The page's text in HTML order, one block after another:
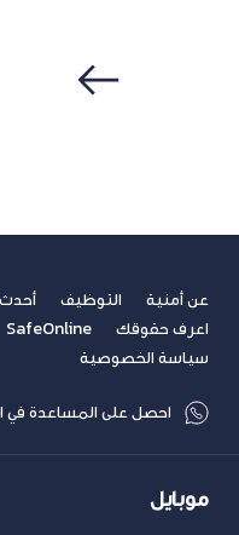
عن أمنية التوظيف أحدث
اعرف حقوقك
SafeOnline
سياسة الخصوصية
احصل على المساعدة في
موبايل